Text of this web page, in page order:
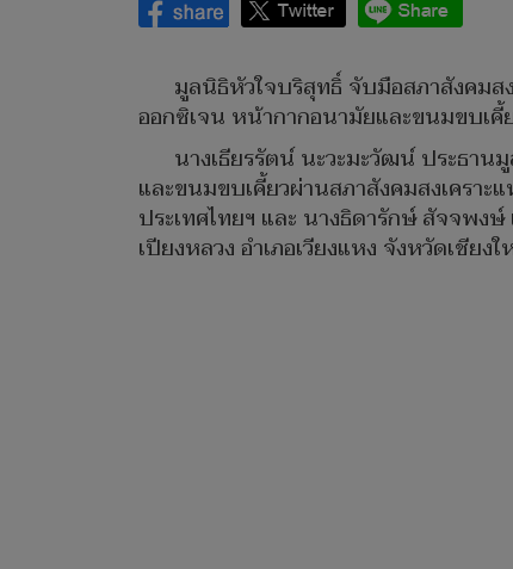
มูลนิธิหัวใจบริสุทธิ์ จับมือสภาสังคมส
ออกซิเจน หน้ากากอนามัยและขนมขบเ
นางเธียรรัตน์ นะวะมะวัฒน์ ประธ
และขนมขบเคี้ยวผ่านสภาสังคมสงเคราะ
ประเทศไทยฯ และ นางธิดารักษ์ สัจจพง
เปียงหลวง อำเภอเวียงแหง จังหวัดเชียงใ